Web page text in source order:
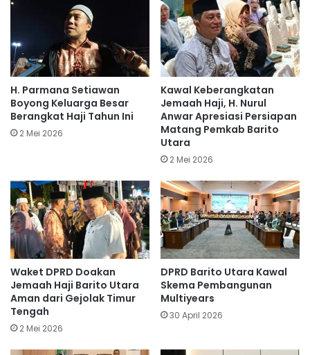
H. Parmana Setiawan
Boyong Keluarga Besar
Berangkat Haji Tahun Ini
2 Mei 2026
Kawal Keberangkatan
Jemaah Haji, H. Nurul
Anwar Apresiasi Persiapan
Matang Pemkab Barito
Utara
2 Mei 2026
Waket DPRD Doakan
Jemaah Haji Barito Utara
Aman dari Gejolak Timur
Tengah
2 Mei 2026
DPRD Barito Utara Kawal
Skema Pembangunan
Multiyears
30 April 2026